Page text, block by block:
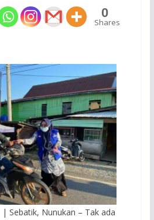
0
Shares
| Sebatik, Nunukan – Tak ada